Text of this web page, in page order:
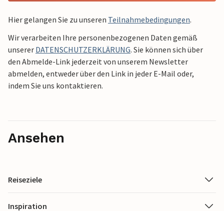
Hier gelangen Sie zu unseren Teilnahmebedingungen.
Wir verarbeiten Ihre personenbezogenen Daten gemäß
unserer DATENSCHUTZERKLÄRUNG. Sie können sich über
den Abmelde-Link jederzeit von unserem Newsletter
abmelden, entweder über den Link in jeder E-Mail oder,
indem Sie uns kontaktieren.
Ansehen
Reiseziele
Inspiration